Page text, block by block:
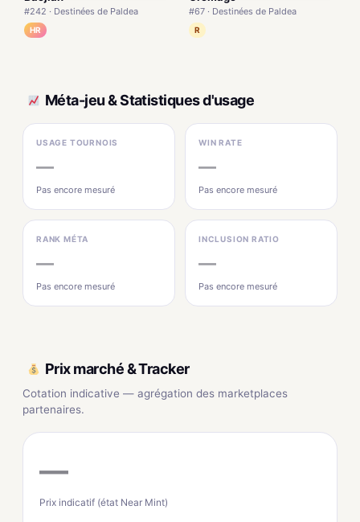
#242 · Destinées de Paldea
HR
#67 · Destinées de Paldea
R
Méta-jeu & Statistiques d'usage
USAGE TOURNOIS
—
Pas encore mesuré
WIN RATE
—
Pas encore mesuré
RANK MÉTA
—
Pas encore mesuré
INCLUSION RATIO
—
Pas encore mesuré
Prix marché & Tracker
Cotation indicative — agrégation des marketplaces
partenaires.
—
Prix indicatif (état Near Mint)